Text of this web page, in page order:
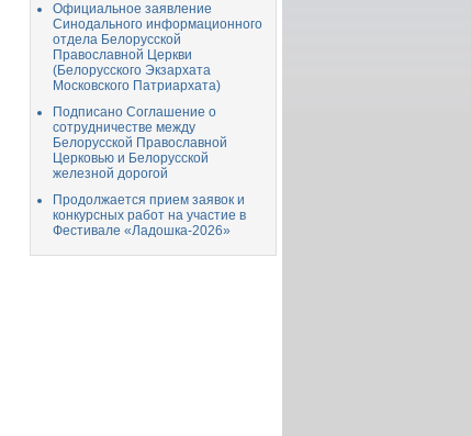
Официальное заявление
Синодального информационного
отдела Белорусской
Православной Церкви
(Белорусского Экзархата
Московского Патриархата)
Подписано Соглашение о
сотрудничестве между
Белорусской Православной
Церковью и Белорусской
железной дорогой
Продолжается прием заявок и
конкурсных работ на участие в
Фестивале «Ладошка-2026»